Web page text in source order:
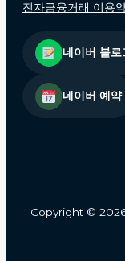
전자금융거래 이용
네이버 블로
네이버 예약
Copyright © 2026